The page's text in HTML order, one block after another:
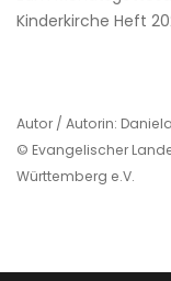
Kinderkirche Heft
Autor / Autorin:
© Evangelischer
Württemberg e.V.